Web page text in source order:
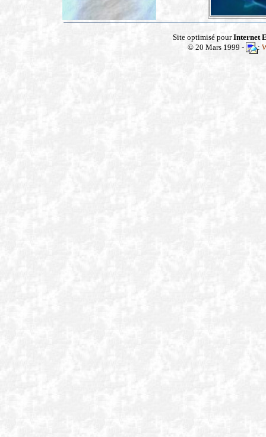
Site optimisé pourInternet
© 20 Mars 1999 -
: